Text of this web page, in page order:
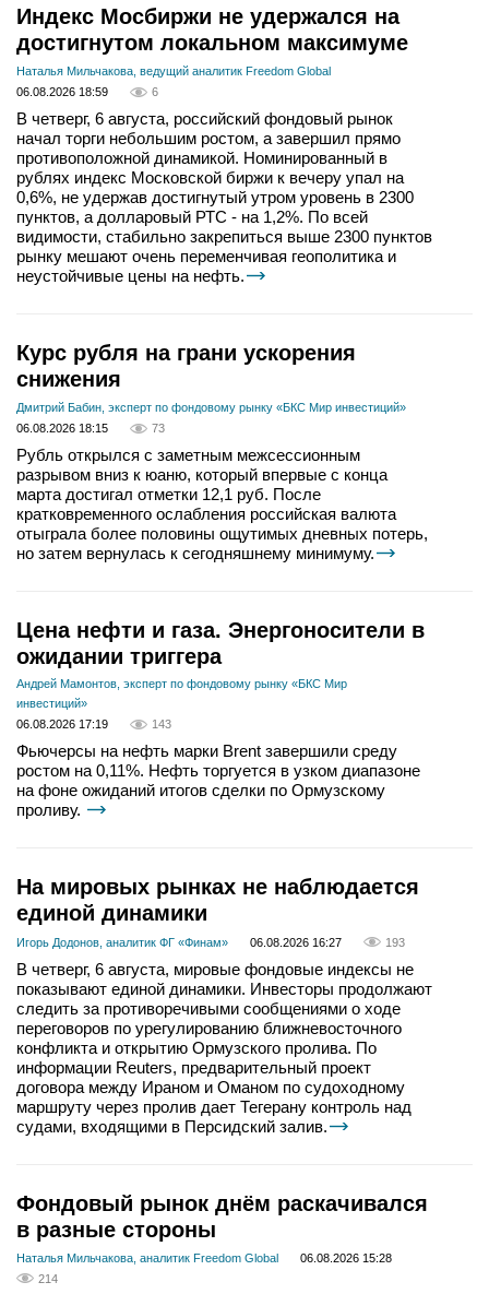
Индекс Мосбиржи не удержался на
достигнутом локальном максимуме
Наталья Мильчакова, ведущий аналитик Freedom Global
06.08.2026 18:59
6
В четверг, 6 августа, российский фондовый рынок
начал торги небольшим ростом, а завершил прямо
противоположной динамикой. Номинированный в
рублях индекс Московской биржи к вечеру упал на
0,6%, не удержав достигнутый утром уровень в 2300
пунктов, а долларовый РТС - на 1,2%. По всей
видимости, стабильно закрепиться выше 2300 пунктов
рынку мешают очень переменчивая геополитика и
неустойчивые цены на нефть.
Курс рубля на грани ускорения
снижения
Дмитрий Бабин, эксперт по фондовому рынку «БКС Мир инвестиций»
06.08.2026 18:15
73
Рубль открылся с заметным межсессионным
разрывом вниз к юаню, который впервые с конца
марта достигал отметки 12,1 руб. После
кратковременного ослабления российская валюта
отыграла более половины ощутимых дневных потерь,
но затем вернулась к сегодняшнему минимуму.
Цена нефти и газа. Энергоносители в
ожидании триггера
Андрей Мамонтов, эксперт по фондовому рынку «БКС Мир
инвестиций»
06.08.2026 17:19
143
Фьючерсы на нефть марки Brent завершили среду
ростом на 0,11%. Нефть торгуется в узком диапазоне
на фоне ожиданий итогов сделки по Ормузскому
проливу.
На мировых рынках не наблюдается
единой динамики
Игорь Додонов, аналитик ФГ «Финам» 06.08.2026 16:27 193
В четверг, 6 августа, мировые фондовые индексы не
показывают единой динамики. Инвесторы продолжают
следить за противоречивыми сообщениями о ходе
переговоров по урегулированию ближневосточного
конфликта и открытию Ормузского пролива. По
информации Reuters, предварительный проект
договора между Ираном и Оманом по судоходному
маршруту через пролив дает Тегерану контроль над
судами, входящими в Персидский залив.
Фондовый рынок днём раскачивался
в разные стороны
Наталья Мильчакова, аналитик Freedom Global
06.08.2026 15:28
214